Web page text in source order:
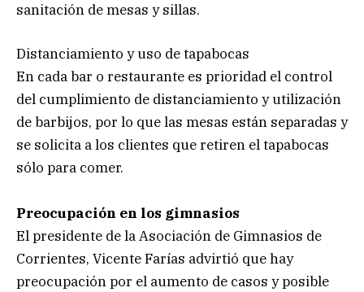
sanitación de mesas y sillas.
Distanciamiento y uso de tapabocas
En cada bar o restaurante es prioridad el control
del cumplimiento de distanciamiento y utilización
de barbijos, por lo que las mesas están separadas y
se solicita a los clientes que retiren el tapabocas
sólo para comer.
Preocupación en los gimnasios
El presidente de la Asociación de Gimnasios de
Corrientes, Vicente Farías advirtió que hay
preocupación por el aumento de casos y posible